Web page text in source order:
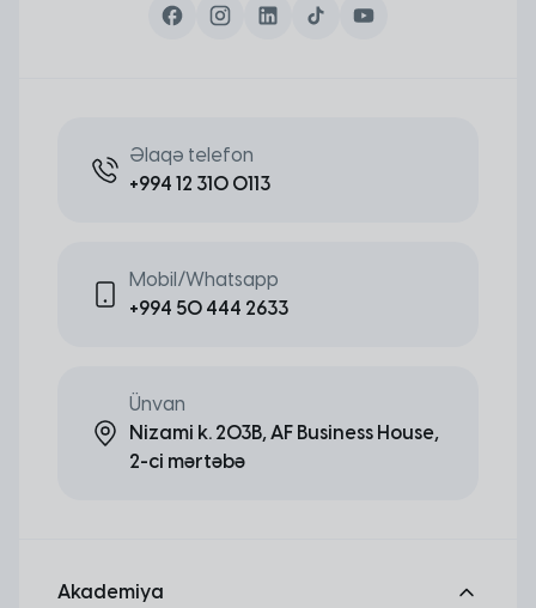
Əlaqə telefon
+994 12 310 0113
Mobil/Whatsapp
+994 50 444 2633
Ünvan
Nizami k. 203B, AF Business House,
2-ci mərtəbə
Akademiya